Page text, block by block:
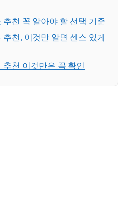
추천 꼭 알아야 할 선택 기준
추천, 이것만 알면 센스 있게
추천 이것만은 꼭 확인